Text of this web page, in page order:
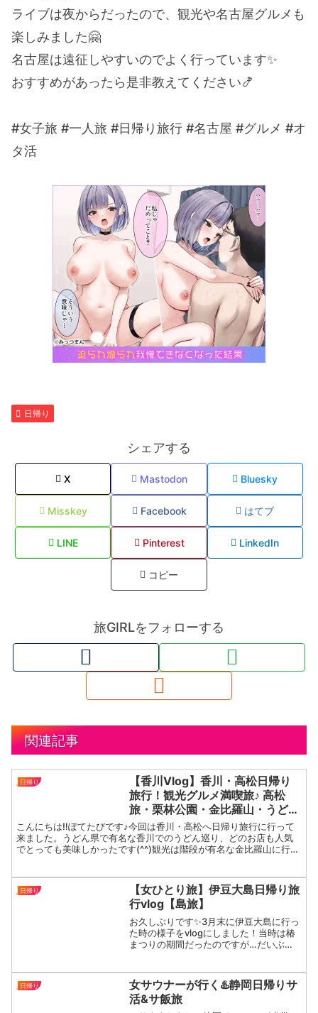
ライブは夜からだったので、観光や名古屋グルメも
楽しみました🤗
名古屋は遠征しやすいのでよく行っています✨
おすすめがあったら是非教えてください🍤
#女子旅 #一人旅 #日帰り旅行 #名古屋 #グルメ #オ
タ活
日帰り
シェアする
X Mastodon Bluesky
Misskey Facebook はてブ
LINE Pinterest LinkedIn
コピー
旅GIRLをフォローする
関連記事
日帰り
【香川Vlog】香川・高松日帰り
旅行！観光グルメ満喫旅♪ 高松
旅・栗林公園・金比羅山・うどん
巡り・父母ヶ浜・旅動画・
kagawa・takamatsu・
japanese food・udon・japan
こんにちは‼ぽてたびです♪今回は香川・高松へ日帰り旅行に行って
来ました。うどん県で有名な香川でのうどん巡り、どのお店も人気
でとっても美味しかったです(^^)観光は階段が有名な金比羅山に行
日帰り
【女ひとり旅】伊豆大島日帰り旅
行vlog【島旅】
お久しぶりです✨3月末に伊豆大島に行っ
た時の様子をvlogにしました！当時は椿
まつりの期間だったのですが…だいぶ時
ってます！笑是非ご覧いただけたら嬉し
いです🌷#一人旅 ...
日帰り
女サウナーが行く♨️静岡日帰りサ
活&サ飯旅